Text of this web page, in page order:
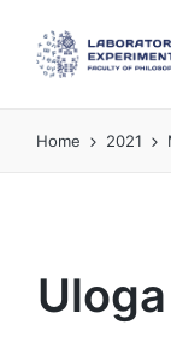
Home 2021